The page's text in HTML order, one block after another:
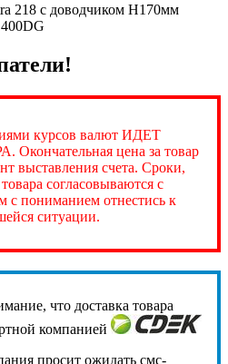
218 с доводчиком Н170мм
курсов валют ИДЕТ
цена за товар
выставления счета. Сроки,
согласовываются с
с пониманием отнестись к
ситуации.
что доставка товара
компанией
просит ожидать смс-